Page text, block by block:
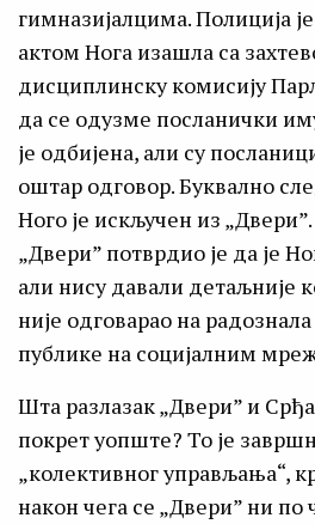
гимназијалцима. Полиција
актом Нога изашла са
дисциплинску комисију
да се одузме посланички
је одбијена, али су
оштар одговор. Буквално
Ного је искључен из
„Двери” потврдио је да је
али нису давали детаљније
није одговарао на
публике на социјалним
Шта разлазак „Двери” и
покрет уопште? То је
„колективног управљања“,
након чега се „Двери” ни по